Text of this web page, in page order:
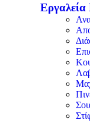
Εργαλεία